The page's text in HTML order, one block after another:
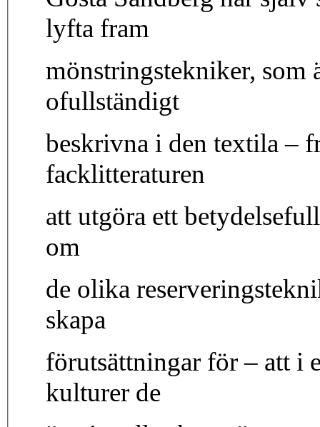
lyfta fram
mönstringstekniker, som
ofullständigt
beskrivna i den textila –
facklitteraturen
att utgöra ett
om
de olika
skapa
förutsättningar för – att i
kulturer de